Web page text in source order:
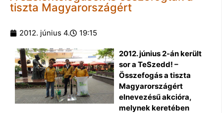
tiszta Magyarországért
2012. június 4. 19:15
2012. június 2-án került
sor a TeSzedd! –
Összefogás a tiszta
Magyarországért
elnevezésű akcióra,
melynek keretében